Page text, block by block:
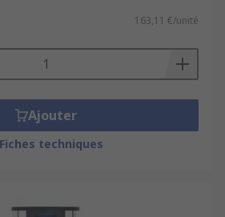
163,11 €/unité
Ajouter
Fiches techniques